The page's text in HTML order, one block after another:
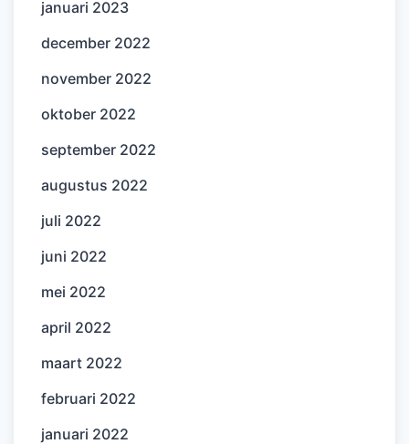
januari 2023
december 2022
november 2022
oktober 2022
september 2022
augustus 2022
juli 2022
juni 2022
mei 2022
april 2022
maart 2022
februari 2022
januari 2022